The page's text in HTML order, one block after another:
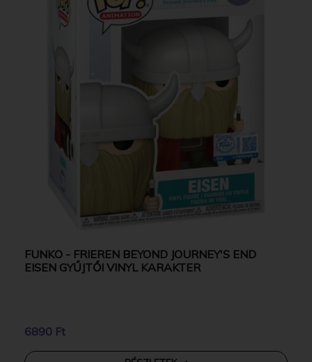
FUNKO - FRIEREN BEYOND JOURNEY'S END
EISEN GYŰJTŐI VINYL KARAKTER
6890 Ft